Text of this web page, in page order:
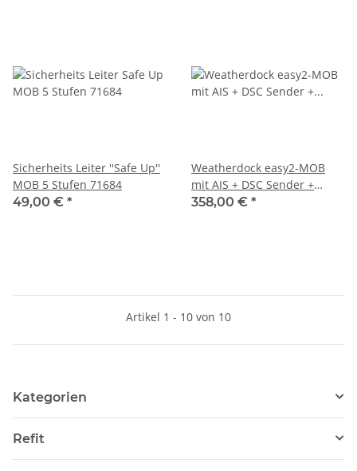
Sicherheits Leiter ''Safe Up''
MOB 5 Stufen 71684
49,00 € *
Weatherdock easy2-MOB
mit AIS + DSC Sender +
Empfänger A22800
358,00 € *
Artikel 1 - 10 von 10
Kategorien
Refit